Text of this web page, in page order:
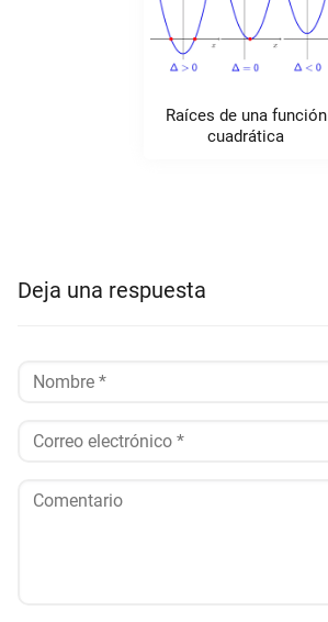
Raíces de una función
cuadrática
Deja una respuesta